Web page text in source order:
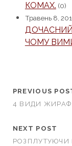
КОМАХ. (0)
Травень 8,
ДОЧАСНИЙ
ЧОМУ
PREVIOUS
4 ВИДИ
NEXT POST
РОЗПЛУТУЮЧИ